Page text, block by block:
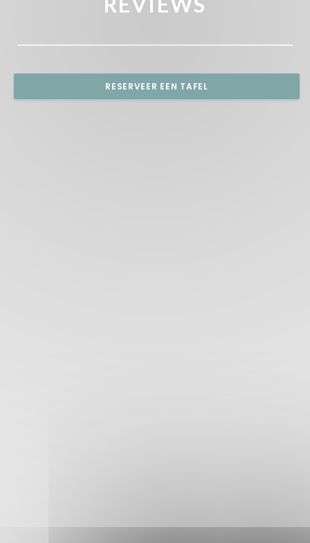
RESERVEER EEN TAFEL